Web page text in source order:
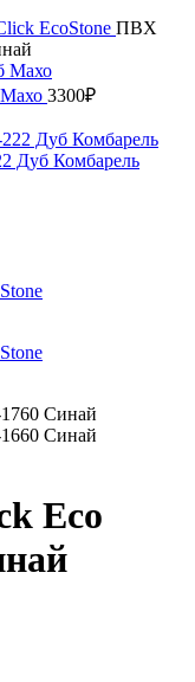
EcoStone ПВХ
3300₽
Дуб Комбарель
Eco